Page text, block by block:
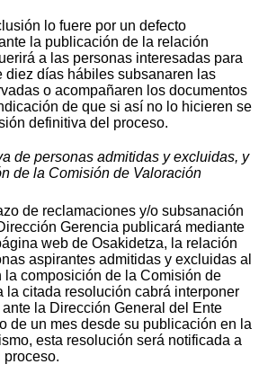
lo fuere por un defecto
la publicación de la relación
a las personas interesadas para
diez días hábiles subsanaren las
o acompañaren los documentos
de que si así no lo hicieren se
definitiva del proceso.
de personas admitidas y excluidas, y
de la Comisión de Valoración
de reclamaciones y/o subsanación
Gerencia publicará mediante
web de Osakidetza, la relación
aspirantes admitidas y excluidas al
la composición de la Comisión de
la citada resolución cabrá interponer
la Dirección General del Ente
de un mes desde su publicación en la
esta resolución será notificada a
proceso.